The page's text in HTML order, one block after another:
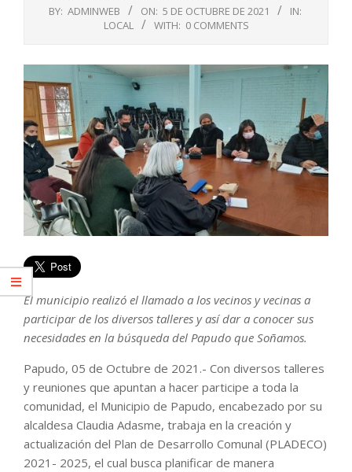
BY: ADMINWEB ON: 5 DE OCTUBRE DE 2021
IN:
LOCAL
WITH: 0 COMMENTS
El municipio realizó el llamado a los vecinos y vecinas a
participar de los diversos talleres y así dar a conocer sus
necesidades en la búsqueda del Papudo que Soñamos.
Papudo, 05 de Octubre de 2021.- Con diversos talleres
y reuniones que apuntan a hacer participe a toda la
comunidad, el Municipio de Papudo, encabezado por su
alcaldesa Claudia Adasme, trabaja en la creación y
actualización del Plan de Desarrollo Comunal (PLADECO)
2021- 2025, el cual busca planificar de manera